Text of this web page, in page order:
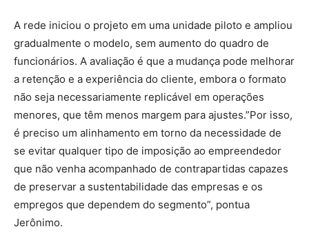
A rede iniciou o projeto em uma unidade piloto e ampliou
gradualmente o modelo, sem aumento do quadro de
funcionários. A avaliação é que a mudança pode melhorar
a retenção e a experiência do cliente, embora o formato
não seja necessariamente replicável em operações
menores, que têm menos margem para ajustes.”Por isso,
é preciso um alinhamento em torno da necessidade de
se evitar qualquer tipo de imposição ao empreendedor
que não venha acompanhado de contrapartidas capazes
de preservar a sustentabilidade das empresas e os
empregos que dependem do segmento”, pontua
Jerônimo.